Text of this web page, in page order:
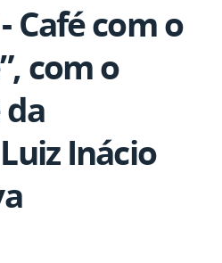
Café com o
com o
Inácio